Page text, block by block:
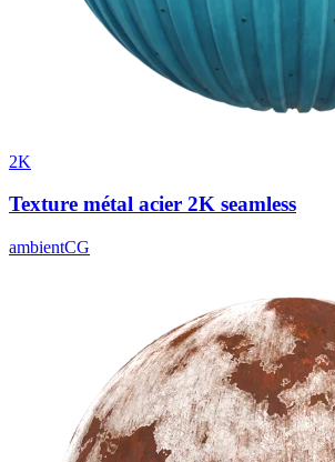
2K
Texture métal acier 2K seamless
ambientCG